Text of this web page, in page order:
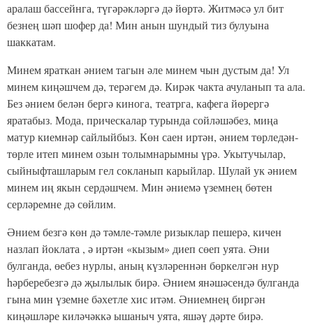
аралаш бассейнга, түгәрәкләргә дә йөртә. Житмәсә ул бит
безнең шәп шофер да! Мин анын шундый тиз булуына
шаккатам.
Минем яраткан әнием тагын әле минем чын дустым да! Ул
минем киңәшчем дә, терәгем дә. Кирәк чакта ачуланып та ала.
Без әнием белән бергә кинога, театрга, кафега йөрергә
яратабыз. Мода, прическалар турында сойләшәбез, миңа
матур киемнәр сайлыйбыз. Көн саен иртән, әнием төрледән-
төрле итеп минем озын толымнарымны үрә. Укытучылар,
сыйныфташларым гел сокланып карыйлар. Шулай ук әнием
минем иң якын сердәшчем. Мин әниемә үземнең бөтен
серләремне дә сөйлим.
Әнием безгә көн дә тәмле-тәмле ризыклар пешерә, кичен
назлап йоклата , ә иртән «кызым» диеп сөеп уята. Әни
булганда, өебез нурлы, аның күзләреннән бөркелгән нур
hәрберебезгә дә җылылык бирә. Әнием янәшәсендә булганда
гына мин үземне бәхетле хис итәм. Әниемнең биргән
киңәшләре киләчәккә ышаныч уята, яшәү дәрте бирә.